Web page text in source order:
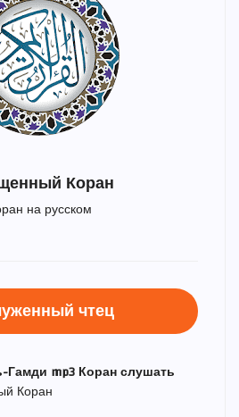
Коран
на русском
чтец
mp3 Коран слушать
Коран